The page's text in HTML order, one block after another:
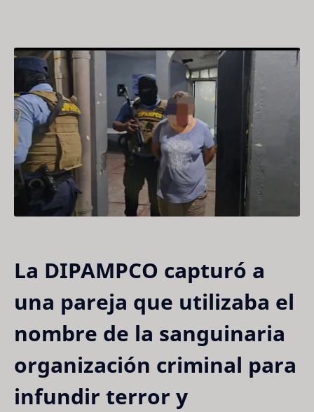
La DIPAMPCO capturó a
una pareja que utilizaba el
nombre de la sanguinaria
organización criminal para
infundir terror y